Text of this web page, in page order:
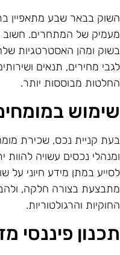
בבאר שבע מתאפיין
של המתחרים. חשוב
ומהן האסטרטגיות
מחירים, תנאים
מבוססות יותר.
קניית נכס, שכירת
נכסים עשויה להוות
במתן מידע חיוני על
בצורה חלקה,
והרגולטוריות.
פיננסי